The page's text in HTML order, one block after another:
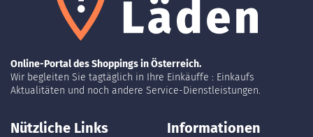
Online-Portal des Shoppings in Österreich.
Wir begleiten Sie tagtäglich in Ihre Einkäuffe : Einkaufs
Aktualitäten und noch andere Service-Dienstleistungen.
Nützliche Links Informationen